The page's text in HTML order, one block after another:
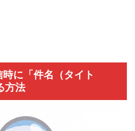
時に「件名（タイト
方法